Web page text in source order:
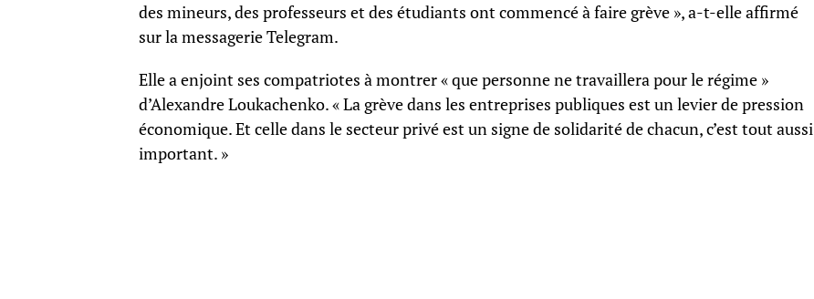
des mineurs, des professeurs et des étudiants ont commencé à faire grève », a-t-elle affirmé
sur la messagerie Telegram.
Elle a enjoint ses compatriotes à montrer « que personne ne travaillera pour le régime »
d’Alexandre Loukachenko. « La grève dans les entreprises publiques est un levier de pression
économique. Et celle dans le secteur privé est un signe de solidarité de chacun, c’est tout aussi
important. »